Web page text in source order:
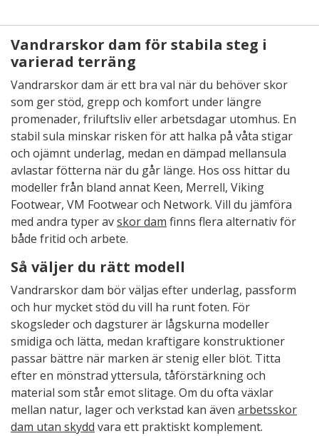
Vandrarskor dam för stabila steg i
varierad terräng
Vandrarskor dam är ett bra val när du behöver skor
som ger stöd, grepp och komfort under längre
promenader, friluftsliv eller arbetsdagar utomhus. En
stabil sula minskar risken för att halka på våta stigar
och ojämnt underlag, medan en dämpad mellansula
avlastar fötterna när du går länge. Hos oss hittar du
modeller från bland annat Keen, Merrell, Viking
Footwear, VM Footwear och Network. Vill du jämföra
med andra typer avskor dam finns flera alternativ för
både fritid och arbete.
Så väljer du rätt modell
Vandrarskor dam bör väljas efter underlag, passform
och hur mycket stöd du vill ha runt foten. För
skogsleder och dagsturer är lågskurna modeller
smidiga och lätta, medan kraftigare konstruktioner
passar bättre när marken är stenig eller blöt. Titta
efter en mönstrad yttersula, tåförstärkning och
material som står emot slitage. Om du ofta växlar
mellan natur, lager och verkstad kan även arbetsskor
dam utan skydd vara ett praktiskt komplement.